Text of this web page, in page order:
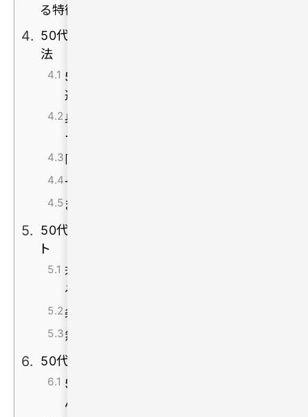
る特徴
50代からでも安心して出会いを探す5つの方
法
50代以上が多い恋活・婚活サービスを
選ぶ
身元確認やセキュリティ体制が整ったサ
ービスを利用する
同世代と出会いやすい環境を選ぶ
一人で悩まずサポートを活用する
まずは「会ってみる」意識を持つ
50代の恋愛・婚活で意識したい3つのポイン
ト
若さではなく安心感や誠実さが重視され
る
条件よりも価値観の近さを意識する
無理に背伸びせず自然体で接する
50代の出会い・恋活・婚活でよくある質問
50代からでも恋愛・婚活は遅くありませ
んか？